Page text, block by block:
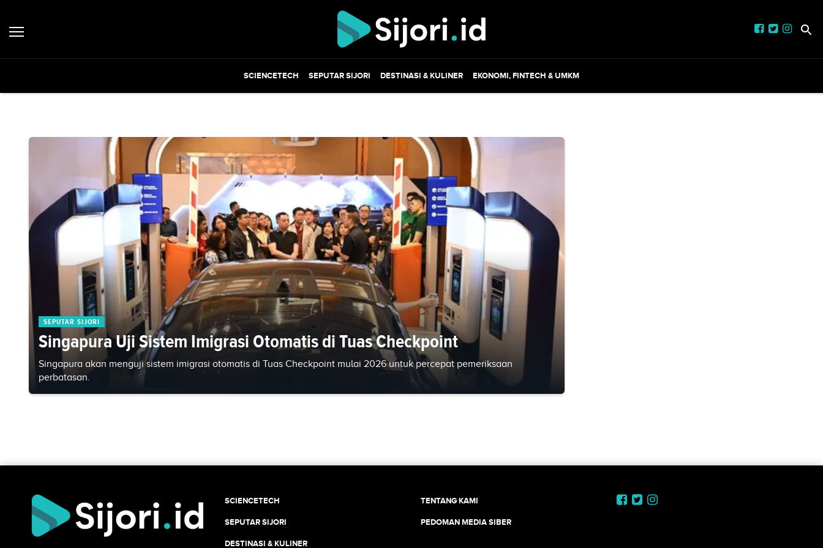
SCIENCETECH SEPUTAR SIJORI DESTINASI & KULINER EKONOMI, FINTECH & UMKM
SEPUTAR SIJORI
Singapura Uji Sistem Imigrasi Otomatis di Tuas Checkpoint
Singapura akan menguji sistem imigrasi otomatis di Tuas Checkpoint mulai 2026 untuk percepat pemeriksaan
perbatasan.
SCIENCETECH
SEPUTAR SIJORI
DESTINASI & KULINER
TENTANG KAMI
PEDOMAN MEDIA SIBER